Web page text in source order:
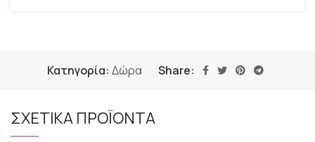
Κατηγορία: Δώρα Share:
ΣΧΕΤΙΚΑ ΠΡΟΪΟΝΤΑ